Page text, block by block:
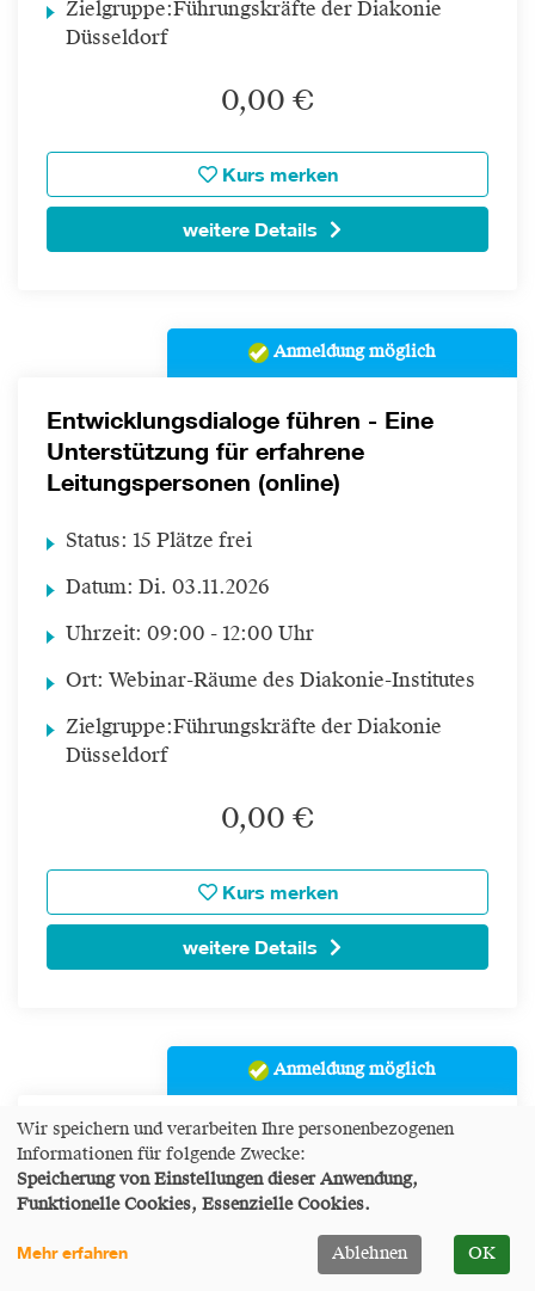
Zielgruppe:Führungskräfte der Diakonie
Düsseldorf
0,00 €
Kurs merken
weitere Details
Anmeldung möglich
Entwicklungsdialoge führen - Eine
Unterstützung für erfahrene
Leitungspersonen (online)
Status: 15 Plätze frei
Datum: Di. 03.11.2026
Uhrzeit: 09:00 - 12:00 Uhr
Ort: Webinar-Räume des Diakonie-Institutes
Zielgruppe:Führungskräfte der Diakonie
Düsseldorf
0,00 €
Kurs merken
weitere Details
Anmeldung möglich
Ehrenamtskoordinator*in -
Berufsbegleitende Weiterbildung
Do.20.05.2027
Wir speichern und verarbeiten Ihre personenbezogenen
Informationen für folgende Zwecke:
Speicherung von Einstellungen dieser Anwendung,
Funktionelle Cookies, Essenzielle Cookies.
Mehr erfahren Ablehnen OK